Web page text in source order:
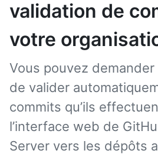
validation de
votre
Vous pouvez
de valider
commits qu’ils
l’interface web de
Server vers les dépôts